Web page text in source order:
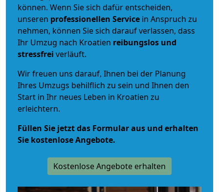
können. Wenn Sie sich dafür entscheiden,
unseren professionellen Service in Anspruch zu
nehmen, können Sie sich darauf verlassen, dass
Ihr Umzug nach Kroatien reibungslos und
stressfrei verläuft.
Wir freuen uns darauf, Ihnen bei der Planung
Ihres Umzugs behilflich zu sein und Ihnen den
Start in Ihr neues Leben in Kroatien zu
erleichtern.
Füllen Sie jetzt das Formular aus und erhalten
Sie kostenlose Angebote.
Kostenlose Angebote erhalten